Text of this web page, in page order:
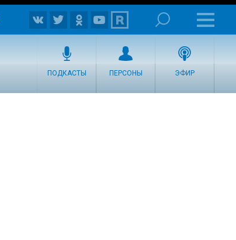
ПОДКАСТЫ ПЕРСОНЫ ЭФИР